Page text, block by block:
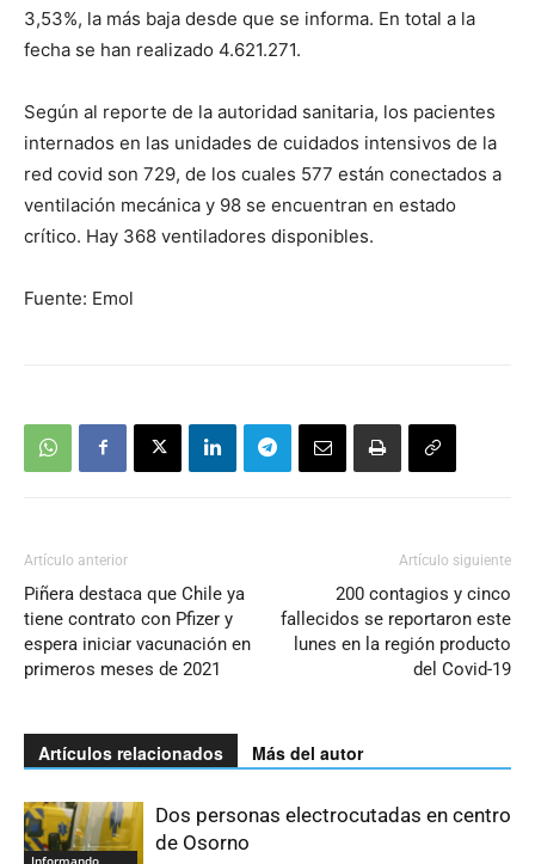
3,53%, la más baja desde que se informa. En total a la
fecha se han realizado 4.621.271.
Según al reporte de la autoridad sanitaria, los pacientes
internados en las unidades de cuidados intensivos de la
red covid son 729, de los cuales 577 están conectados a
ventilación mecánica y 98 se encuentran en estado
crítico. Hay 368 ventiladores disponibles.
Fuente: Emol
Artículo anterior
Piñera destaca que Chile ya
tiene contrato con Pfizer y
espera iniciar vacunación en
primeros meses de 2021
Artículo siguiente
200 contagios y cinco
fallecidos se reportaron este
lunes en la región producto
del Covid-19
Artículos relacionados Más del autor
Dos personas electrocutadas en centro
de Osorno